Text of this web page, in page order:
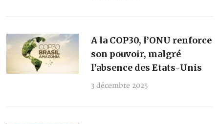
A la COP30, l’ONU renforce
son pouvoir, malgré
l’absence des Etats-Unis
3 décembre 2025